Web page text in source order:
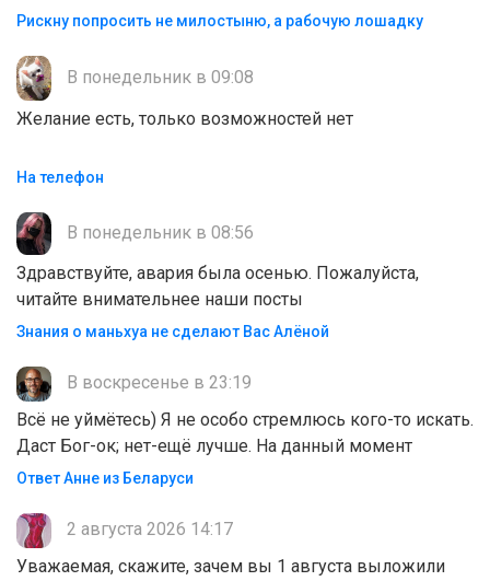
Рискну попросить не милостыню, а рабочую лошадку
В понедельник в 09:08
Желание есть, только возможностей нет
На телефон
В понедельник в 08:56
Здравствуйте, авария была осенью. Пожалуйста,
читайте внимательнее наши посты
Знания о маньхуа не сделают Вас Алëной
В воскресенье в 23:19
Всё не уймётесь) Я не особо стремлюсь кого-то искать.
Даст Бог-ок; нет-ещё лучше. На данный момент
Ответ Анне из Беларуси
2 августа 2026 14:17
Уважаемая, скажите, зачем вы 1 августа выложили